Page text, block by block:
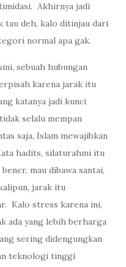
Akhirnya jadi
tau deh, kalo ditinjau dari
normal apa gak.
sebuah hubungan
karena jarak itu
katanya jadi kunci
selalu mempan
saja, Islam mewajibkan
hadits, silaturahmi itu
mau dibawa santai,
jarak itu
Kalo stress karena ini,
ada yang lebih berharga
sering didengungkan
teknologi tinggi